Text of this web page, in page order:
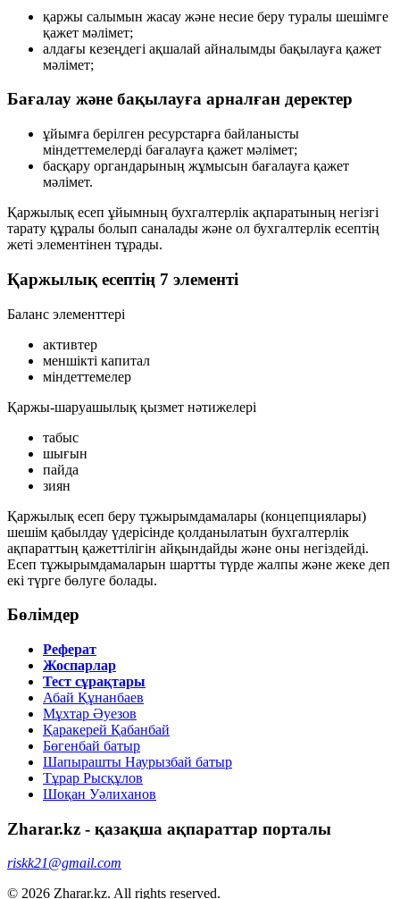
қаржы салымын жасау және несие беру туралы шешімге
қажет мәлімет;
алдағы кезеңдегі ақшалай айналымды бақылауға қажет
мәлімет;
Бағалау және бақылауға арналған деректер
ұйымға берілген ресурстарға байланысты
міндеттемелерді бағалауға қажет мәлімет;
басқару органдарының жұмысын бағалауға қажет
мәлімет.
Қаржылық есеп ұйымның бухгалтерлік ақпаратының негізгі
тарату құралы болып саналады және ол бухгалтерлік есептің
жеті элементінен тұрады.
Қаржылық есептің 7 элементі
Баланс элементтері
активтер
меншікті капитал
міндеттемелер
Қаржы-шаруашылық қызмет нәтижелері
табыс
шығын
пайда
зиян
Қаржылық есеп беру тұжырымдамалары (концепциялары)
шешім қабылдау үдерісінде қолданылатын бухгалтерлік
ақпараттың қажеттілігін айқындайды және оны негіздейді.
Есеп тұжырымдамаларын шартты түрде жалпы және жеке деп
екі түрге бөлуге болады.
Бөлімдер
Реферат
Жоспарлар
Тест сұрақтары
Абай Құнанбаев
Мұхтар Әуезов
Қаракерей Қабанбай
Бөгенбай батыр
Шапырашты Наурызбай батыр
Тұрар Рысқұлов
Шоқан Уәлиханов
Zharar.kz - қазақша ақпараттар порталы
riskk21@gmail.com
© 2026 Zharar.kz. All rights reserved.